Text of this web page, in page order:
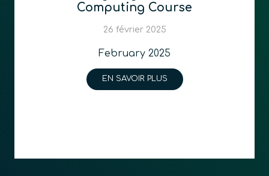
Computing Course
26 février 2025
February 2025
EN SAVOIR PLUS